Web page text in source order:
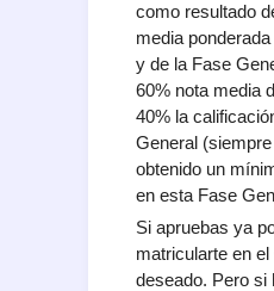
como resultado
media
y de la Fase
60% nota media
40% la
General
obtenido un
en esta Fase
Si apruebas ya
matricularte en
deseado. Pero si